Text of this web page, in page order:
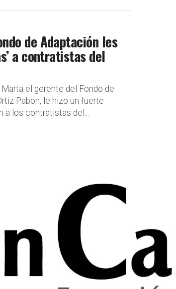
de Adaptación les
a contratistas del
Marta el gerente del Fondo de
Pabón, le hizo un fuerte
a los contratistas del...